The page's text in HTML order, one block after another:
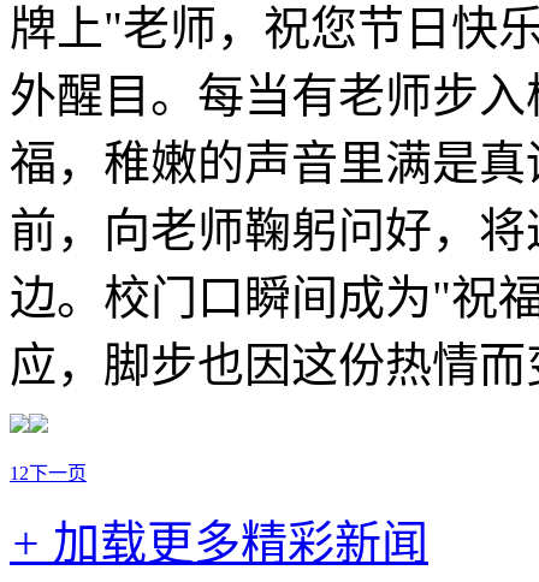
牌上"老师，祝您节日快
外醒目。每当有老师步
福，稚嫩的声音里满是
前，向老师鞠躬问好，
边。校门口瞬间成为"祝
应，脚步也因这份热情
1 2下一页
+ 加载更多精彩新闻